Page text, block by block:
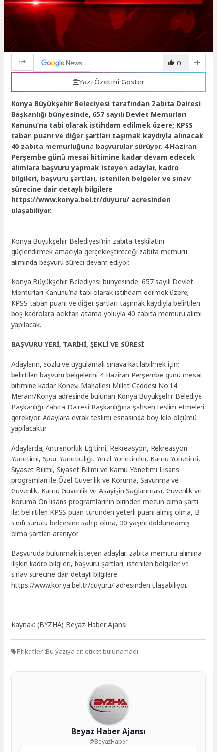
0
Yazı Özetini Göster
Konya Büyükşehir Belediyesi tarafından Zabıta Dairesi
Başkanlığı bünyesinde, 657 sayılı Devlet Memurları
Kanunu’na tabi olarak istihdam edilmek üzere; KPSS
taban puanı ve diğer şartları taşımak kaydıyla alınacak
40 zabıta memurluğuna başvurular sürüyor. 4 Haziran
Perşembe günü mesai bitimine kadar devam edecek
alımlara başvuru yapmak isteyen adaylar, kadro
bilgileri, başvuru şartları, istenilen belgeler ve sınav
sürecine dair detaylı bilgilere
https://www.konya.bel.tr/duyuru/ adresinden
ulaşabiliyor.
Konya Büyükşehir Belediyesi’nin zabıta teşkilatını
güçlendirmek amacıyla gerçekleştireceği zabıta memuru
alımında başvuru süreci devam ediyor.
Konya Büyükşehir Belediyesi bünyesinde, 657 sayılı Devlet
Memurları Kanunu’na tabi olarak istihdam edilmek üzere;
KPSS taban puanı ve diğer şartları taşımak kaydıyla belirtilen
boş kadrolara açıktan atama yoluyla 40 zabıta memuru alımı
yapılacak.
BAŞVURU YERİ, TARİHİ, ŞEKLİ VE SÜRESİ
Adayların, sözlü ve uygulamalı sınava katılabilmek için;
belirtilen başvuru belgelerini 4 Haziran Perşembe günü mesai
bitimine kadar Konevi Mahallesi Millet Caddesi No:14
Meram/Konya adresinde bulunan Konya Büyükşehir Belediye
Başkanlığı Zabıta Dairesi Başkanlığına şahsen teslim etmeleri
gerekiyor. Adaylara evrak teslimi esnasında boy-kilo ölçümü
yapılacaktır.
Adaylarda; Antrenörlük Eğitimi, Rekreasyon, Rekreasyon
Yönetimi, Spor Yöneticiliği, Yerel Yönetimler, Kamu Yönetimi,
Siyaset Bilimi, Siyaset Bilimi ve Kamu Yönetimi Lisans
programları ile Özel Güvenlik ve Koruma, Savunma ve
Güvenlik, Kamu Güvenlik ve Asayişin Sağlanması, Güvenlik ve
Koruma Ön lisans programlarının birinden mezun olma şartı
ile; belirtilen KPSS puan türünden yeterli puanı almış olma, B
sınıfı sürücü belgesine sahip olma, 30 yaşını doldurmamış
olma şartları aranıyor.
Başvuruda bulunmak isteyen adaylar, zabıta memuru alımına
ilişkin kadro bilgileri, başvuru şartları, istenilen belgeler ve
sınav sürecine dair detaylı bilgilere
https://www.konya.bel.tr/duyuru/ adresinden ulaşabiliyor.
Kaynak: (BYZHA) Beyaz Haber Ajansı
Etiketler :Bu yazıya ait etiket bulunamadı.
Beyaz Haber Ajansı
@BeyazHaber